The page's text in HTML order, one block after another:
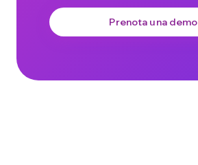
Prenota una demo